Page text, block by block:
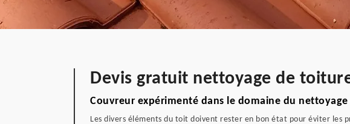
Devis gratuit nettoyage de
Couvreur expérimenté dans le domaine du
Les divers éléments du toit doivent rester en bon état pour éviter les